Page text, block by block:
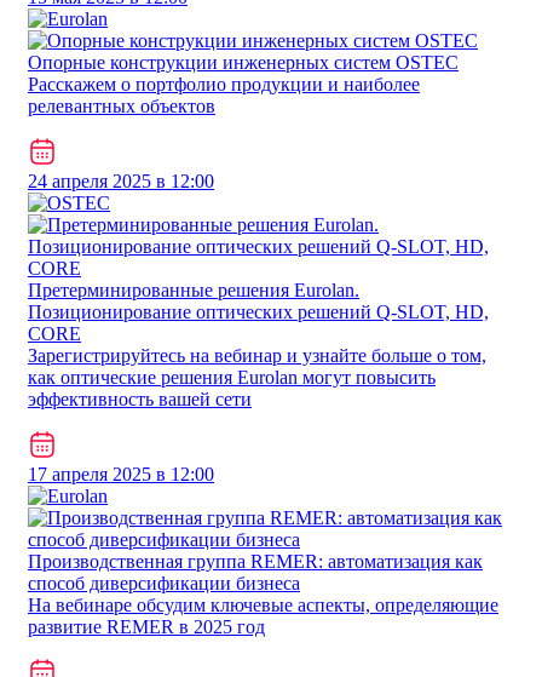
Опорные конструкции инженерных систем OSTEC
Расскажем о портфолио продукции и наиболее
релевантных объектов
24 апреля 2025 в 12:00
Претерминированные решения Eurolan.
Позиционирование оптических решений Q-SLOT, HD,
CORE
Зарегистрируйтесь на вебинар и узнайте больше о том,
как оптические решения Eurolan могут повысить
эффективность вашей сети
17 апреля 2025 в 12:00
Производственная группа REMER: автоматизация как
способ диверсификации бизнеса
На вебинаре обсудим ключевые аспекты, определяющие
развитие REMER в 2025 год